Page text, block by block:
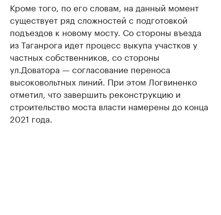
Кроме того, по его словам, на данный момент
существует ряд сложностей с подготовкой
подъездов к новому мосту. Со стороны въезда
из Таганрога идет процесс выкупа участков у
частных собственников, со стороны
ул.Доватора — согласование переноса
высоковольтных линий. При этом Логвиненко
отметил, что завершить реконструкцию и
строительство моста власти намерены до конца
2021 года.